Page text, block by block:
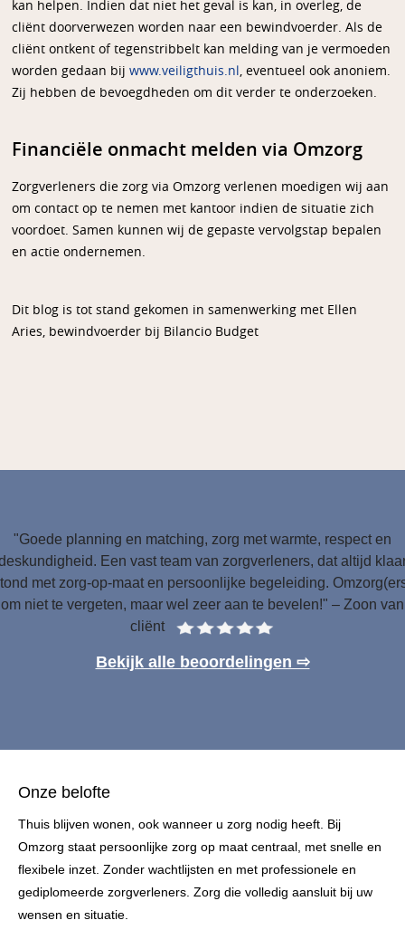
kan helpen. Indien dat niet het geval is kan, in overleg, de
cliënt doorverwezen worden naar een bewindvoerder. Als de
cliënt ontkent of tegenstribbelt kan melding van je vermoeden
worden gedaan bijwww.veiligthuis.nl, eventueel ook anoniem.
Zij hebben de bevoegdheden om dit verder te onderzoeken.
Financiële onmacht melden via Omzorg
Zorgverleners die zorg via Omzorg verlenen moedigen wij aan
om contact op te nemen met kantoor indien de situatie zich
voordoet. Samen kunnen wij de gepaste vervolgstap bepalen
en actie ondernemen.
Dit blog is tot stand gekomen in samenwerking met Ellen
Aries, bewindvoerder bij Bilancio Budget
"Goede planning en matching, zorg met warmte, respect en
Een vast team van zorgverleners, dat altijd
met zorg-op-maat en persoonlijke begeleiding.
om niet te vergeten, maar wel zeer aan te bevelen!" – Zoon van
cliënt
Bekijk alle beoordelingen ⇨
Onze belofte
Thuis blijven wonen, ook wanneer u zorg nodig heeft. Bij
Omzorg staat persoonlijke zorg op maat centraal, met snelle en
flexibele inzet. Zonder wachtlijsten en met professionele en
gediplomeerde zorgverleners. Zorg die volledig aansluit bij uw
wensen en situatie.